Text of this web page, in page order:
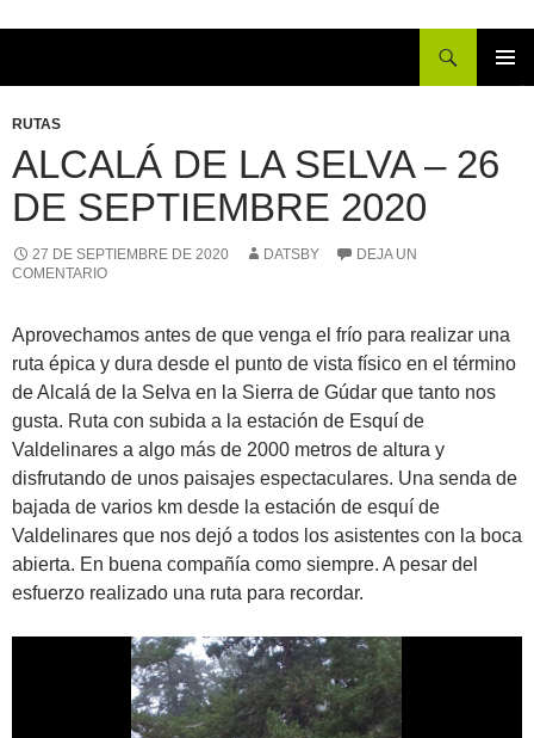
CONTENIDO
RUTAS
ALCALÁ DE LA SELVA – 26
DE SEPTIEMBRE 2020
27 DE SEPTIEMBRE DE 2020 DATSBY
DEJA UN
COMENTARIO
Aprovechamos antes de que venga el frío para realizar una
ruta épica y dura desde el punto de vista físico en el término
de Alcalá de la Selva en la Sierra de Gúdar que tanto nos
gusta. Ruta con subida a la estación de Esquí de
Valdelinares a algo más de 2000 metros de altura y
disfrutando de unos paisajes espectaculares. Una senda de
bajada de varios km desde la estación de esquí de
Valdelinares que nos dejó a todos los asistentes con la boca
abierta. En buena compañía como siempre. A pesar del
esfuerzo realizado una ruta para recordar.